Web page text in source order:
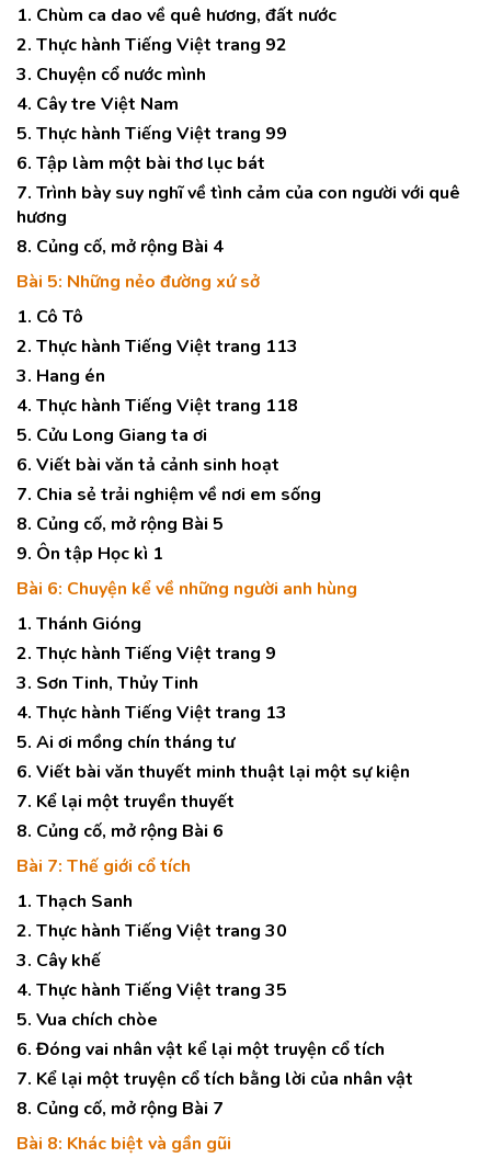
1. Chùm ca dao về quê hương, đất nước
2. Thực hành Tiếng Việt trang 92
3. Chuyện cổ nước mình
4. Cây tre Việt Nam
5. Thực hành Tiếng Việt trang 99
6. Tập làm một bài thơ lục bát
7. Trình bày suy nghĩ về tình cảm của con người với quê
hương
8. Củng cố, mở rộng Bài 4
Bài 5: Những nẻo đường xứ sở
1. Cô Tô
2. Thực hành Tiếng Việt trang 113
3. Hang én
4. Thực hành Tiếng Việt trang 118
5. Cửu Long Giang ta ơi
6. Viết bài văn tả cảnh sinh hoạt
7. Chia sẻ trải nghiệm về nơi em sống
8. Củng cố, mở rộng Bài 5
9. Ôn tập Học kì 1
Bài 6: Chuyện kể về những người anh hùng
1. Thánh Gióng
2. Thực hành Tiếng Việt trang 9
3. Sơn Tinh, Thủy Tinh
4. Thực hành Tiếng Việt trang 13
5. Ai ơi mồng chín tháng tư
6. Viết bài văn thuyết minh thuật lại một sự kiện
7. Kể lại một truyền thuyết
8. Củng cố, mở rộng Bài 6
Bài 7: Thế giới cổ tích
1. Thạch Sanh
2. Thực hành Tiếng Việt trang 30
3. Cây khế
4. Thực hành Tiếng Việt trang 35
5. Vua chích chòe
6. Đóng vai nhân vật kể lại một truyện cổ tích
7. Kể lại một truyện cổ tích bằng lời của nhân vật
8. Củng cố, mở rộng Bài 7
Bài 8: Khác biệt và gần gũi